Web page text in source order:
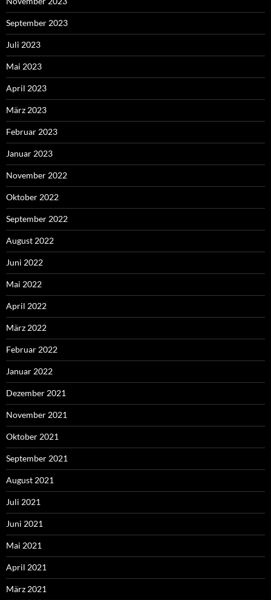
September 2023
Juli 2023
Mai 2023
April 2023
März 2023
Februar 2023
Januar 2023
November 2022
Oktober 2022
September 2022
August 2022
Juni 2022
Mai 2022
April 2022
März 2022
Februar 2022
Januar 2022
Dezember 2021
November 2021
Oktober 2021
September 2021
August 2021
Juli 2021
Juni 2021
Mai 2021
April 2021
März 2021